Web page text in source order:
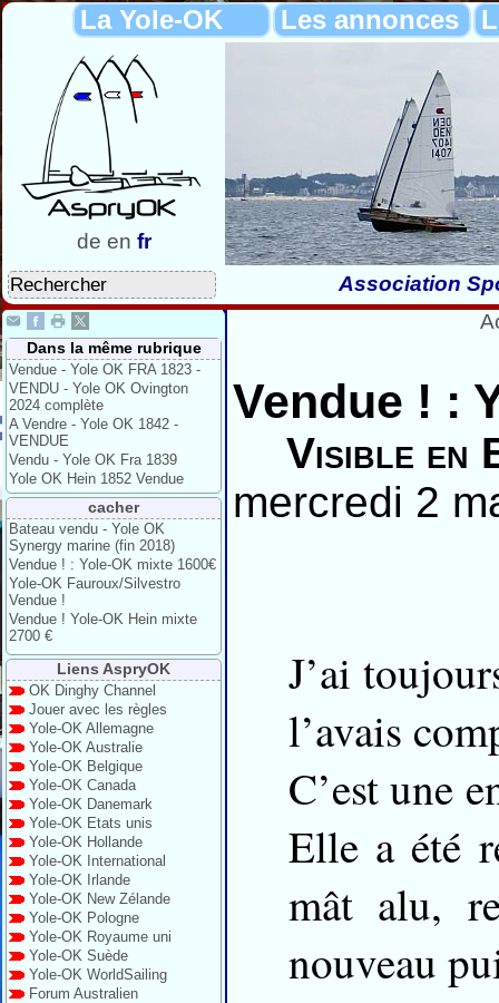
La Yole-OK Les annonces
de en fr
Association
Dans la même rubrique
Vendue - Yole OK FRA 1823 -
VENDU - Yole OK Ovington
2024 complète
A Vendre - Yole OK 1842 -
VENDUE
Vendu - Yole OK Fra 1839
Yole OK Hein 1852 Vendue
cacher
Bateau vendu - Yole OK
Synergy marine (fin 2018)
Vendue ! : Yole-OK mixte 1600€
Yole-OK Fauroux/Silvestro
Vendue !
Vendue ! Yole-OK Hein mixte
2700 €
Liens AspryOK
OK Dinghy Channel
Jouer avec les règles
Yole-OK Allemagne
Yole-OK Australie
Yole-OK Belgique
Yole-OK Canada
Yole-OK Danemark
Yole-OK Etats unis
Yole-OK Hollande
Yole-OK International
Yole-OK Irlande
Yole-OK New Zélande
Yole-OK Pologne
Yole-OK Royaume uni
Yole-OK Suède
Yole-OK WorldSailing
Forum Australien
Vendue ! :
Visible en
mercredi 2
J’ai
l’avais
C’est une
Elle a été
mât alu,
nouveau